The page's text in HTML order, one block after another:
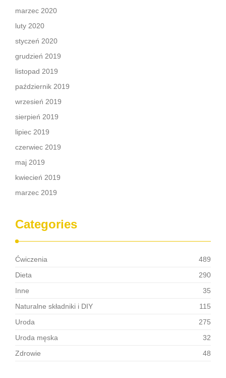
marzec 2020
luty 2020
styczeń 2020
grudzień 2019
listopad 2019
październik 2019
wrzesień 2019
sierpień 2019
lipiec 2019
czerwiec 2019
maj 2019
kwiecień 2019
marzec 2019
Categories
Ćwiczenia
489
Dieta
290
Inne
35
Naturalne składniki i DIY
115
Uroda
275
Uroda męska
32
Zdrowie
48